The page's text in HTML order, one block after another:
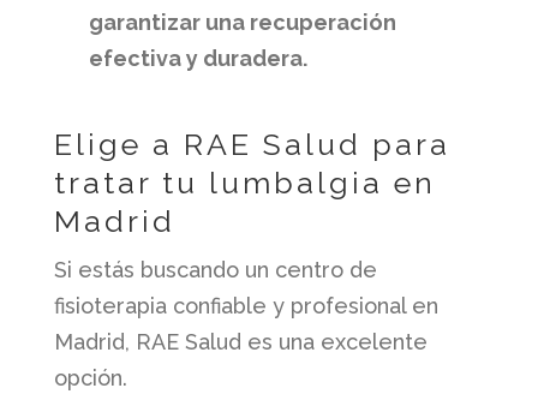
garantizar una recuperación
efectiva y duradera.
Elige a RAE Salud para
tratar tu lumbalgia en
Madrid
Si estás buscando un centro de
fisioterapia confiable y profesional en
Madrid, RAE Salud es una excelente
opción.